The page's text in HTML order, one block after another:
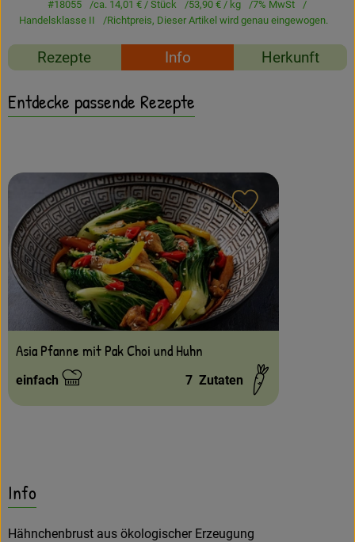
Amperhof-Blog
Über uns
#18055 ca. 14,01 €/ Stück 53,90 €/ kg
7% MwSt
Handelsklasse II
Richtpreis, Dieser Artikel wird genau eingewogen.
Rezepte Info Herkunft
Entdecke passende Rezepte
Asia Pfanne mit Pak Choi und Huhn
Schwierigkeit:
einfach 7 Zutaten
Rezept zu
Info
Hähnchenbrust aus ökologischer Erzeugung